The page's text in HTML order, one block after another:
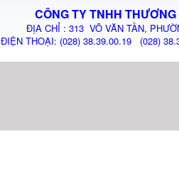
CÔNG TY TNHH
ĐỊA CHỈ : 313 VÕ VĂN TẦN,
ĐIỆN THOẠI: (028) 38.39.00.19 (028)